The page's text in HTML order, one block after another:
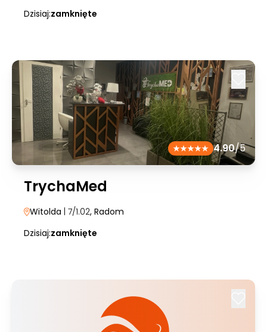
Dzisiaj:zamknięte
4.90/5
TrychaMed
Witolda | 7/1.02, Radom
Dzisiaj:zamknięte